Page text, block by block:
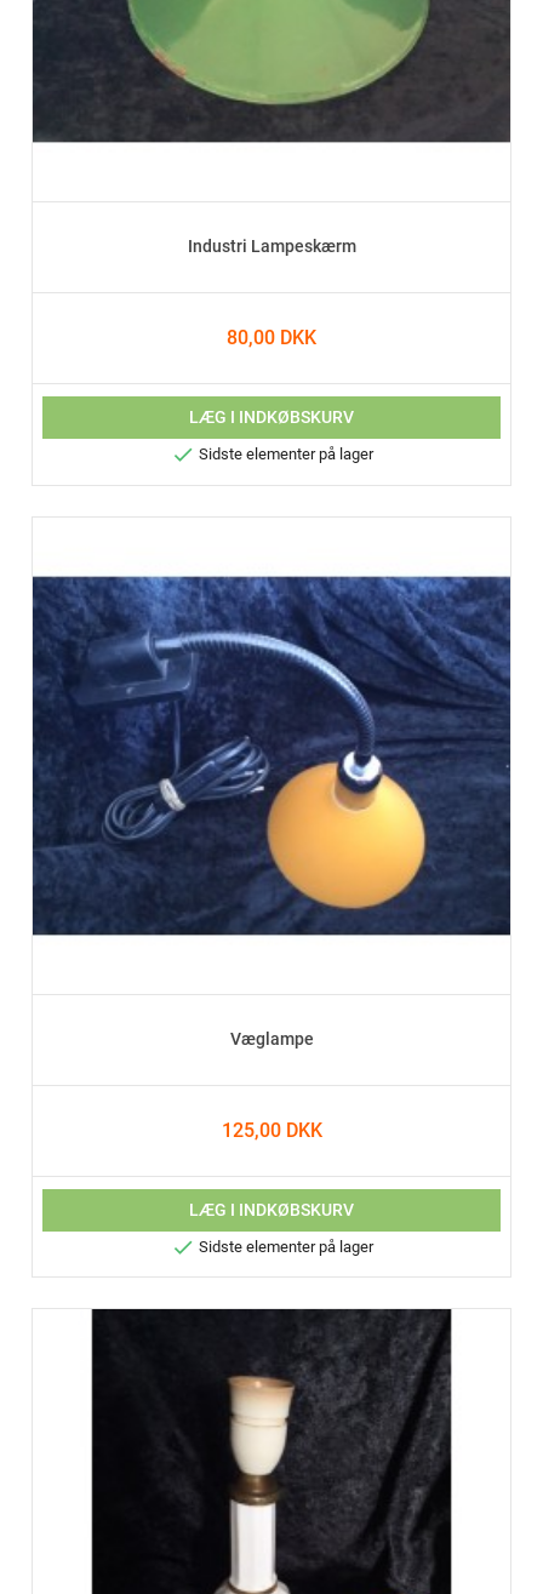
Industri Lampeskærm
80,00 DKK
LÆG I INDKØBSKURV
 Sidste elementer på lager
Væglampe
125,00 DKK
LÆG I INDKØBSKURV
 Sidste elementer på lager